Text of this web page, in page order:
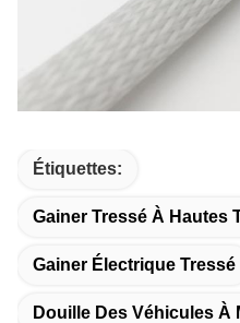
Étiquettes:
Gainer Tressé À Hautes
Gainer Électrique Tressé
Douille Des Véhicules À